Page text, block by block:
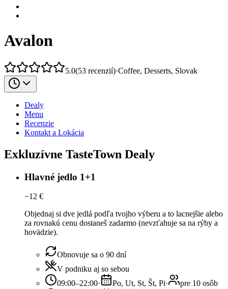
Avalon
5.0(53 recenzií)·Coffee, Desserts, Slovak
Dealy
Menu
Recenzie
Kontakt a Lokácia
Exkluzívne TasteTown Dealy
Hlavné jedlo 1+1
−12 €
Objednaj si dve jedlá podľa tvojho výberu a to lacnejšie alebo
za rovnakú cenu dostaneš zadarmo (nevzťahuje sa na rýby a
hovädzie).
Obnovuje sa o 90 dní
V podniku aj so sebou
09:00–22:00· Po, Ut, St, Št, Pi·
pre 10 osôb